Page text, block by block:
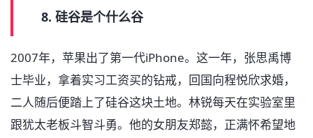
8. 硅谷是个什么谷
2007年，苹果出了第一代iPhone。这一年，张思禹博
士毕业，拿着实习工资买的钻戒，回国向程悦欣求婚，
二人随后便踏上了硅谷这块土地。林锐每天在实验室里
跟犹太老板斗智斗勇。他的女朋友郑懿，正满怀希望地